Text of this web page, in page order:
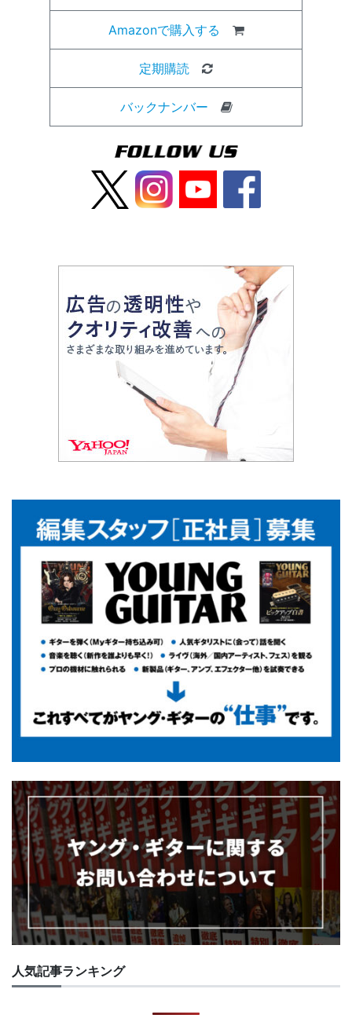
Amazonで購入する
定期購読
バックナンバー
人気記事ランキング